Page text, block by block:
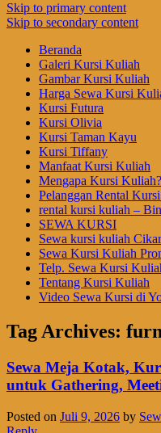
Skip to primary content
Skip to secondary content
Beranda
Galeri Kursi Kuliah
Gambar Kursi Kuliah
Harga Sewa Kursi
Kursi Futura
Kursi Olivia
Kursi Taman Kayu
Kursi Tiffany
Manfaat Kursi Kuliah
Mengapa Kursi Kuliah?
Pelanggan Rental
rental kursi kuliah –
SEWA KURSI
Sewa kursi kuliah
Sewa Kursi Kuliah
Telp. Sewa Kursi
Tentang Kursi Kuliah
Video Sewa Kursi di
Tag Archives:
Sewa Meja Kotak,
untuk Gathering,
Posted on Juli 9, 2026 by